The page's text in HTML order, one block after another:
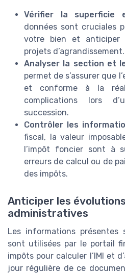
Vérifier la superficie
données sont cruciales
votre bien et anticiper
projets d’agrandissement.
Analyser la section et
permet de s’assurer que
et conforme à la
complications lors
succession.
Contrôler les
fiscal, la valeur
l’impôt foncier sont à
erreurs de calcul ou de
des impôts.
Anticiper les
administratives
Les informations présentes
sont utilisées par le portail
impôts pour calculer l’IMI et
jour régulière de ce